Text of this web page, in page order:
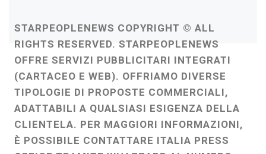
STARPEOPLENEWS COPYRIGHT © ALL
RIGHTS RESERVED. STARPEOPLENEWS
OFFRE SERVIZI PUBBLICITARI INTEGRATI
(CARTACEO E WEB). OFFRIAMO DIVERSE
TIPOLOGIE DI PROPOSTE COMMERCIALI,
ADATTABILI A QUALSIASI ESIGENZA DELLA
CLIENTELA. PER MAGGIORI INFORMAZIONI,
È POSSIBILE CONTATTARE ITALIA PRESS